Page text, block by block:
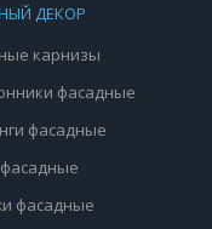
ДЕКОР
карнизы
фасадные
фасадные
фасадные